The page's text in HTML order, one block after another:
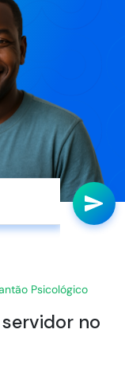
Psicológico
no